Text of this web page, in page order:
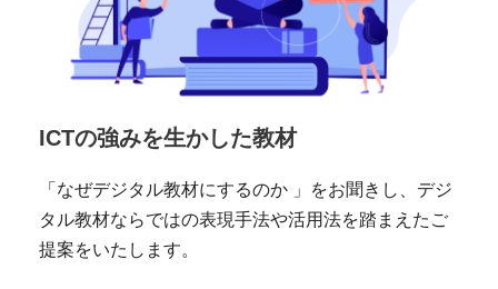
ICTの強みを生かした教材
「なぜデジタル教材にするのか 」をお聞きし、デジ
タル教材ならではの表現手法や活用法を踏まえたご
提案をいたします。